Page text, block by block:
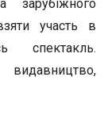
зарубіжного
участь в
спектакль.